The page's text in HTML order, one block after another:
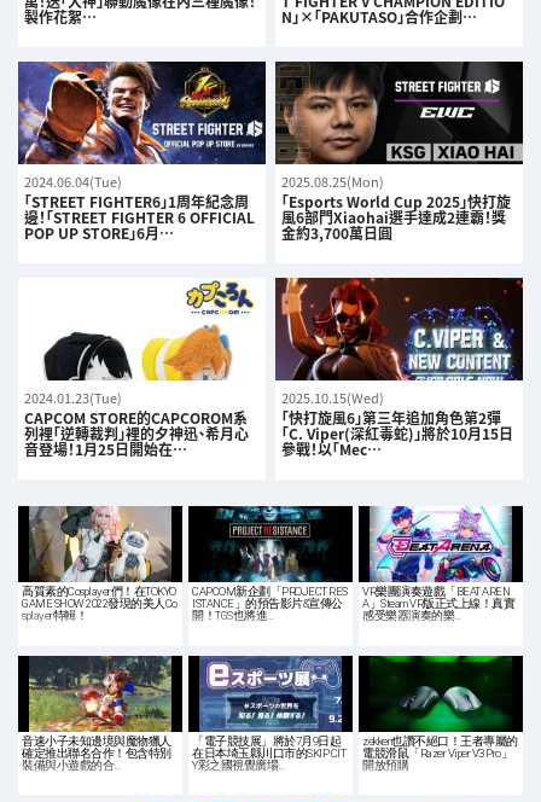
製作花絮… N｣×｢PAKUTASO｣合作企劃…
2024.06.04(Tue)
「STREET FIGHTER6」1周年紀念周
邊！「STREET FIGHTER 6 OFFICIAL
POP UP STORE」6月…
2025.08.25(Mon)
「Esports World Cup 2025」快打旋
風6部門Xiaohai選手達成2連霸！獎
金約3,700萬日圓
2024.01.23(Tue)
CAPCOM STORE的CAPCOROM系
列裡「逆轉裁判」裡的夕神迅、希月心
音登場！1月25日開始在…
2025.10.15(Wed)
「快打旋風6」第三年追加角色第2彈
「C. Viper(深紅毒蛇)」將於10月15日
參戰！以「Mec…
高質素的Cosplayer們！在TOKYO
GAME SHOW 2022發現的美人Co
splayer特輯！
CAPCOM新企劃「PROJECT RES
ISTANCE」的預告影片&宣傳公
開！TGS也將進…
VR樂團演奏遊戲「BEAT AREN
A」Steam VR版正式上線！真實
感受樂器演奏的樂…
音速小子未知邊境與魔物獵人
確定推出聯名合作！包含特別
裝備與小遊戲的合…
「電子競技展」將於7月9日起
在日本埼玉縣川口市的SKIP CIT
Y彩之國視覺廣場…
zekken也讚不絕口！王者專屬的
電競滑鼠「Razer Viper V3 Pro」
開放預購